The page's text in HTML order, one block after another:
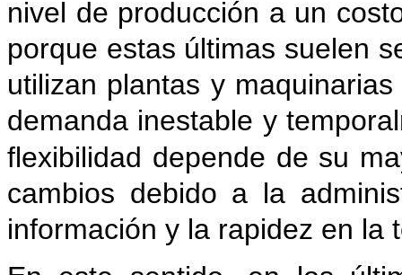
nivel de producción a un
porque estas últimas suelen
utilizan plantas y
demanda inestable y
flexibilidad depende de su
cambios debido a la
información y la rapidez en la